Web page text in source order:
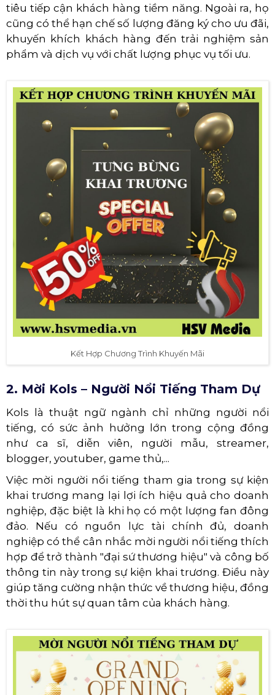
tiêu tiếp cận khách hàng tiềm năng. Ngoài ra, họ
cũng có thể hạn chế số lượng đăng ký cho ưu đãi,
khuyến khích khách hàng đến trải nghiệm sản
phẩm và dịch vụ với chất lượng phục vụ tối ưu.
Kết Hợp Chương Trình Khuyến Mãi
2. Mời Kols – Người Nổi Tiếng Tham Dự
Kols là thuật ngữ ngành chỉ những người nổi
tiếng, có sức ảnh hưởng lớn trong cộng đồng
như ca sĩ, diễn viên, người mẫu, streamer,
blogger, youtuber, game thủ,...
Việc mời người nổi tiếng tham gia trong sự kiện
khai trương mang lại lợi ích hiệu quả cho doanh
nghiệp, đặc biệt là khi họ có một lượng fan đông
đảo. Nếu có nguồn lực tài chính đủ, doanh
nghiệp có thể cân nhắc mời người nổi tiếng thích
hợp để trở thành "đại sứ thương hiệu" và công bố
thông tin này trong sự kiện khai trương. Điều này
giúp tăng cường nhận thức về thương hiệu, đồng
thời thu hút sự quan tâm của khách hàng.